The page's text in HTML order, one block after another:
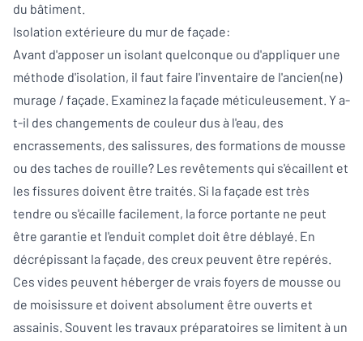
du bâtiment.
Isolation extérieure du mur de façade:
Avant d'apposer un isolant quelconque ou d'appliquer une
méthode d'isolation, il faut faire l'inventaire de l'ancien(ne)
murage / façade. Examinez la façade méticuleusement. Y a-
t-il des changements de couleur dus à l'eau, des
encrassements, des salissures, des formations de mousse
ou des taches de rouille? Les revêtements qui s'écaillent et
les fissures doivent être traités. Si la façade est très
tendre ou s'écaille facilement, la force portante ne peut
être garantie et l'enduit complet doit être déblayé. En
décrépissant la façade, des creux peuvent être repérés.
Ces vides peuvent héberger de vrais foyers de mousse ou
de moisissure et doivent absolument être ouverts et
assainis. Souvent les travaux préparatoires se limitent à un